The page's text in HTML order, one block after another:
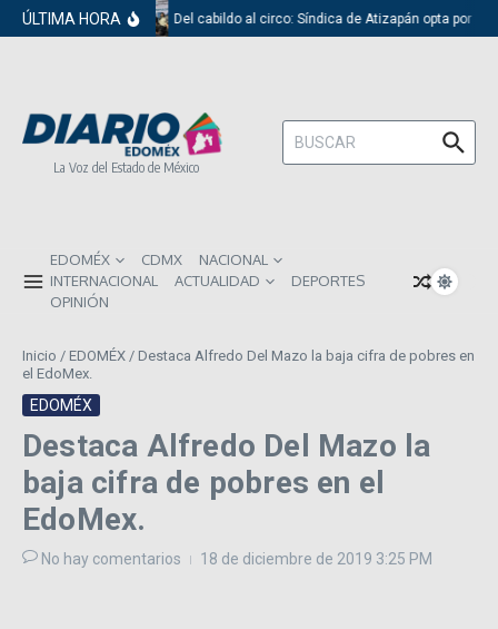
Saltar al contenido
ÚLTIMA HORA Del cabildo al circo: Síndica de Atizapán opta por el
La Voz del Estado de México
Buscar:
EDOMÉX CDMX
NACIONAL
INTERNACIONAL
ACTUALIDAD
DEPORTES
OPINIÓN
Inicio / EDOMÉX / Destaca Alfredo Del Mazo la baja cifra de pobres en
el EdoMex.
EDOMÉX
Destaca Alfredo Del Mazo la
baja cifra de pobres en el
EdoMex.
No hay comentarios 18 de diciembre de 2019 3:25 PM